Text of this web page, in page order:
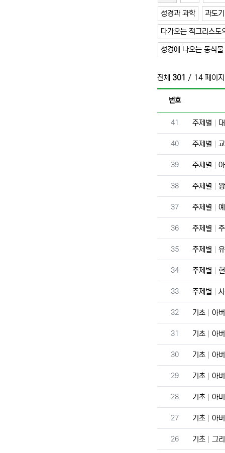
성경과 과학 과도
다가오는 적그리스도
성경에 나오는 동식물
전체 301 / 14 페이지
번호
번호
41 주제별
번호
40 주제별
번호
39 주제별
번호
38 주제별
번호
37 주제별
번호
36 주제별
번호
35 주제별
번호
34 주제별
번호
33 주제별
번호
32 기초 아
번호
31 기초 아
번호
30 기초 아
번호
29 기초 아
번호
28 기초 아
번호
27 기초 아
번호
26 기초 그